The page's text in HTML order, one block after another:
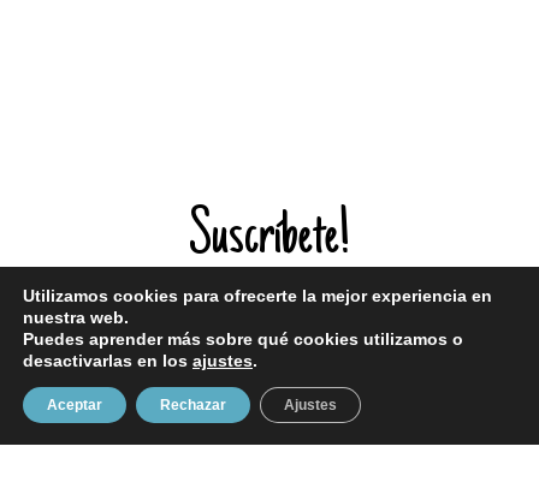
Suscríbete!
¡Entérate de todas mis novedades!
Utilizamos cookies para ofrecerte la mejor experiencia en
nuestra web.
Puedes aprender más sobre qué cookies utilizamos o
desactivarlas en los ajustes.
Aceptar Rechazar Ajustes